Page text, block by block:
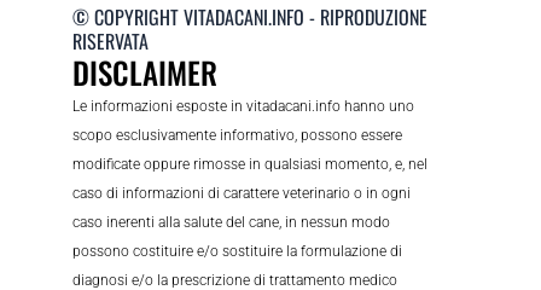
© COPYRIGHT VITADACANI.INFO - RIPRODUZIONE
RISERVATA
DISCLAIMER
Le informazioni esposte in vitadacani.info hanno uno
scopo esclusivamente informativo, possono essere
modificate oppure rimosse in qualsiasi momento, e, nel
caso di informazioni di carattere veterinario o in ogni
caso inerenti alla salute del cane, in nessun modo
possono costituire e/o sostituire la formulazione di
diagnosi e/o la prescrizione di trattamento medico